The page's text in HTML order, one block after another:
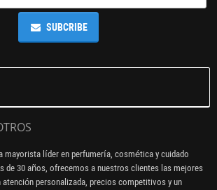
SUBCRIBE
mayorista líder en perfumería, cosmética y cuidado
de 30 años, ofrecemos a nuestros clientes las mejores
personalizada, precios competitivos y un